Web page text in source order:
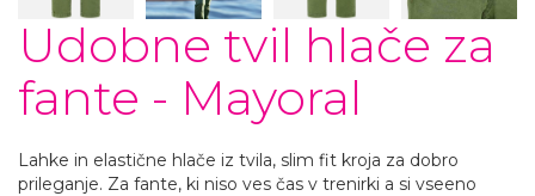
Udobne tvil hlače za
fante - Mayoral
Lahke in elastične hlače iz tvila, slim fit kroja za dobro
prileganje. Za fante, ki niso ves čas v trenirki a si vseeno